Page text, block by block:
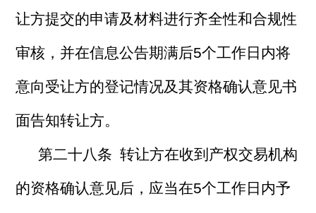
让方提交的申请及材料进行齐全性和合规性
审核，并在信息公告期满后5个工作日内将
意向受让方的登记情况及其资格确认意见书
面告知转让方。
第二十八条 转让方在收到产权交易机构
的资格确认意见后，应当在5个工作日内予